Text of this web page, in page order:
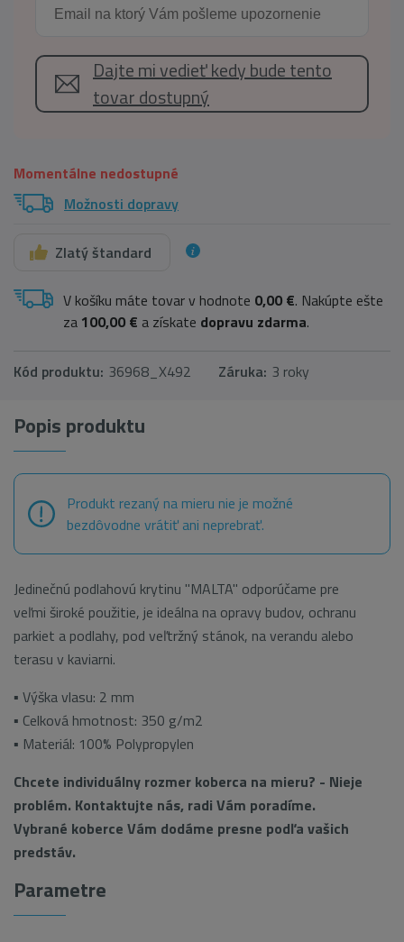
Dajte mi vedieť kedy bude tento
tovar dostupný
Momentálne nedostupné
Možnosti dopravy
Zlatý štandard
V košíku máte tovar v hodnote 0,00 €. Nakúpte ešte
za 100,00 € a získate dopravu zdarma.
Kód produktu: 36968_X492 Záruka: 3 roky
Popis produktu
Produkt rezaný na mieru nie je možné
bezdôvodne vrátiť ani neprebrať.
Jedinečnú podlahovú krytinu "MALTA" odporúčame pre
veľmi široké použitie, je ideálna na opravy budov, ochranu
parkiet a podlahy, pod veľtržný stánok, na verandu alebo
terasu v kaviarni.
▪ Výška vlasu: 2 mm
▪ Celková hmotnost: 350 g/m2
▪ Materiál: 100% Polypropylen
Chcete individuálny rozmer koberca na mieru? - Nieje
problém. Kontaktujte nás, radi Vám poradíme.
Vybrané koberce Vám dodáme presne podľa vašich
predstáv.
Parametre